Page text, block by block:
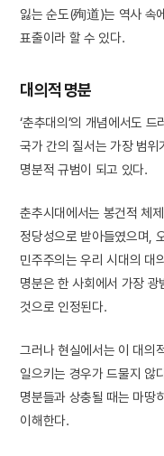
잃는 순도(殉道)는 역사 속
표출이라 할 수 있다.
대의적 명분
‘춘추대의’의 개념에서도
국가 간의 질서는 가장 범
명분적 규범이 되고 있다.
춘추시대에서는 봉건적 체
정당성으로 받아들였으며,
민주주의는 우리 시대의 대
명분은 한 사회에서 가장
것으로 인정된다.
그러나 현실에서는 이 대의
일으키는 경우가 드물지 않
명분들과 상충될 때는 마땅
이해한다.